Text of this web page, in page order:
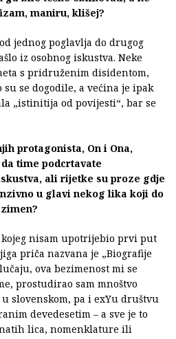
maniru, klišej?
jednog poglavlja do drugog
iz osobnog iskustva. Neke
s pridruženim disidentom,
su se dogodile, a većina je ipak
„istinitija od povijesti“, bar se
protagonista, On i Ona,
time podcrtavate
ali rijetke su proze gdje
u glavi nekog lika koji do
nisam upotrijebio prvi put
priča nazvana je „Biografije
ova bezimenost mi se
prostudirao sam mnoštvo
slovenskom, pa i exYu društvu
devedesetim – a sve je to
lica, nomenklature ili